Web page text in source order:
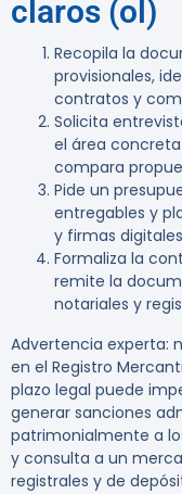
claros (ol)
Recopila la
provisionales,
contratos y
Solicita
el área
compara
Pide un
entregables y
y firmas
Formaliza la
remite la
notariales y
Advertencia experta:
en el Registro
plazo legal puede
generar sanciones
patrimonialmente a
y consulta a un
registrales y de